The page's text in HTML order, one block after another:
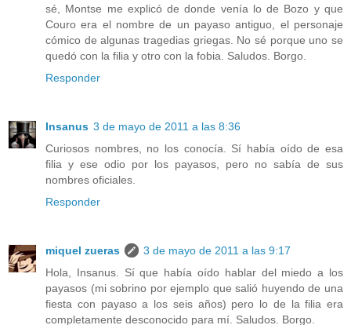
sé, Montse me explicó de donde venía lo de Bozo y que
Couro era el nombre de un payaso antiguo, el personaje
cómico de algunas tragedias griegas. No sé porque uno se
quedó con la filia y otro con la fobia. Saludos. Borgo.
Responder
Insanus 3 de mayo de 2011 a las 8:36
Curiosos nombres, no los conocía. Sí había oído de esa
filia y ese odio por los payasos, pero no sabía de sus
nombres oficiales.
Responder
miquel zueras
3 de mayo de 2011 a las 9:17
Hola, Insanus. Sí que había oído hablar del miedo a los
payasos (mi sobrino por ejemplo que salió huyendo de una
fiesta con payaso a los seis años) pero lo de la filia era
completamente desconocido para mí. Saludos. Borgo.